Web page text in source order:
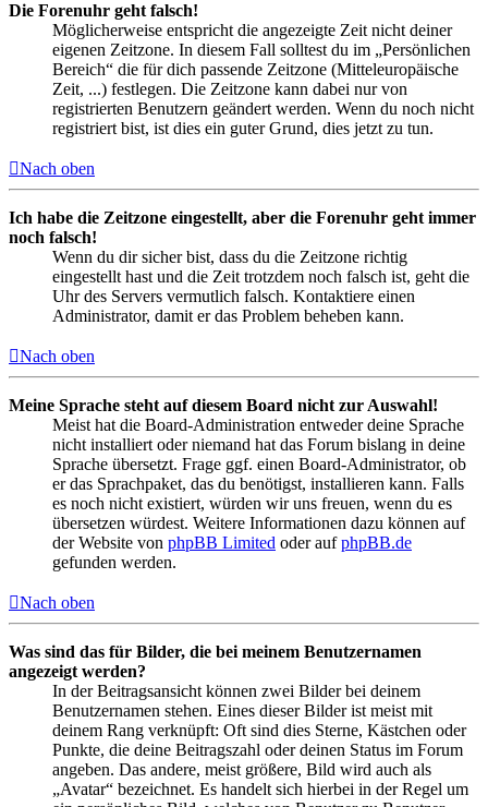
Die Forenuhr geht falsch!
Möglicherweise entspricht die angezeigte Zeit nicht deiner
eigenen Zeitzone. In diesem Fall solltest du im „Persönlichen
Bereich“ die für dich passende Zeitzone (Mitteleuropäische
Zeit, ...) festlegen. Die Zeitzone kann dabei nur von
registrierten Benutzern geändert werden. Wenn du noch nicht
registriert bist, ist dies ein guter Grund, dies jetzt zu tun.
Nach oben
Ich habe die Zeitzone eingestellt, aber die Forenuhr geht immer
noch falsch!
Wenn du dir sicher bist, dass du die Zeitzone richtig
eingestellt hast und die Zeit trotzdem noch falsch ist, geht die
Uhr des Servers vermutlich falsch. Kontaktiere einen
Administrator, damit er das Problem beheben kann.
Nach oben
Meine Sprache steht auf diesem Board nicht zur Auswahl!
Meist hat die Board-Administration entweder deine Sprache
nicht installiert oder niemand hat das Forum bislang in deine
Sprache übersetzt. Frage ggf. einen Board-Administrator, ob
er das Sprachpaket, das du benötigst, installieren kann. Falls
es noch nicht existiert, würden wir uns freuen, wenn du es
übersetzen würdest. Weitere Informationen dazu können auf
der Website von phpBB Limited oder aufphpBB.de
gefunden werden.
Nach oben
Was sind das für Bilder, die bei meinem Benutzernamen
angezeigt werden?
In der Beitragsansicht können zwei Bilder bei deinem
Benutzernamen stehen. Eines dieser Bilder ist meist mit
deinem Rang verknüpft: Oft sind dies Sterne, Kästchen oder
Punkte, die deine Beitragszahl oder deinen Status im Forum
angeben. Das andere, meist größere, Bild wird auch als
„Avatar“ bezeichnet. Es handelt sich hierbei in der Regel um